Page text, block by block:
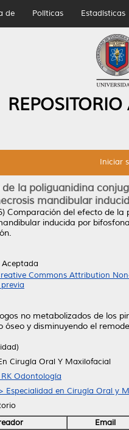
de Políticas Estadísticas
Iniciar
la poliguanidina
mandibular
Comparación del efecto de la
inducida por
Commons Attribution
no metabolizados de los
y disminuyendo el
Cirugía Oral Y Maxilofacial
Odontología
Especialidad en Cirugía Oral y
Email